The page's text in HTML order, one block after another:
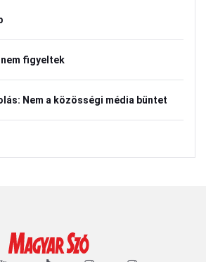
figyeltek
Nem a közösségi média büntet